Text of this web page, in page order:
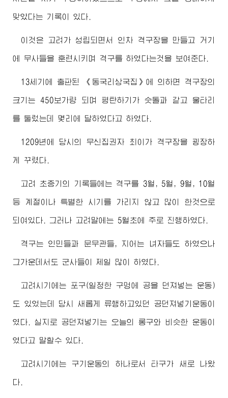
맞았다는 기록이 있다.
이것은 고려가 성립되면서 인차 격구장을 만들고 거기
에 무사들을 훈련시키며 격구를 하였다는것을 보여준다.
13세기에 출판된 《동국리상국집》에 의하면 격구장의
크기는 450보가량 되며 평탄하기가 숫돌과 같고 울타리
를 둘렀는데 몇리에 달하였다고 하였다.
1209년에 당시의 무신집권자 최이가 격구장을 굉장하
게 꾸렸다.
고려 초중기의 기록들에는 격구를 3월, 5월, 9월, 10월
등 계절이나 특별한 시기를 가리지 않고 많이 한것으로
되여있다. 그러나 고려말에는 5월초에 주로 진행하였다.
격구는 인민들과 문무관들, 지어는 녀자들도 하였으나
그가운데서도 군사들이 제일 많이 하였다.
고려시기에는 포구(일정한 구멍에 공을 던져넣는 운동)
도 있었는데 당시 새롭게 류행하고있던 공던져넣기운동이
였다. 실지로 공던져넣기는 오늘의 롱구와 비슷한 운동이
였다고 말할수 있다.
고려시기에는 구기운동의 하나로서 타구가 새로 나왔
다.